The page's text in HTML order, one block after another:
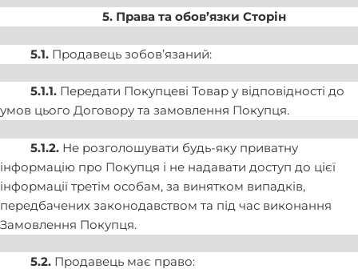
5. Права та обов’язки Сторін
5.1.Продавець зобов’язаний:
5.1.1.Передати Покупцеві Товар у відповідності до
умов цього Договору та замовлення Покупця.
5.1.2.Не розголошувати будь-яку приватну
інформацію про Покупця і не надавати доступ до цієї
інформації третім особам, за винятком випадків,
передбачених законодавством та під час виконання
Замовлення Покупця.
5.2.Продавець має право: